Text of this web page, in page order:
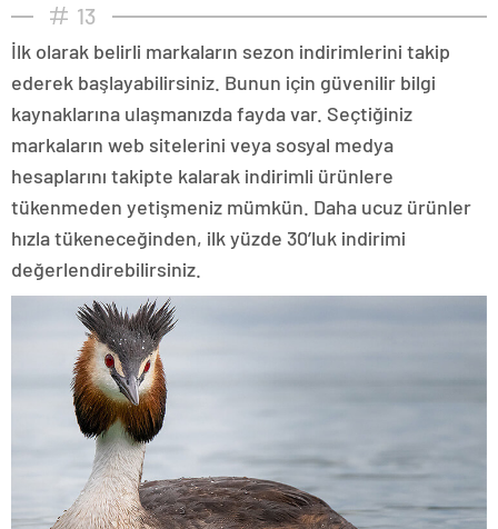
13
İlk olarak belirli markaların sezon indirimlerini takip
ederek başlayabilirsiniz. Bunun için güvenilir bilgi
kaynaklarına ulaşmanızda fayda var. Seçtiğiniz
markaların web sitelerini veya sosyal medya
hesaplarını takipte kalarak indirimli ürünlere
tükenmeden yetişmeniz mümkün. Daha ucuz ürünler
hızla tükeneceğinden, ilk yüzde 30’luk indirimi
değerlendirebilirsiniz.